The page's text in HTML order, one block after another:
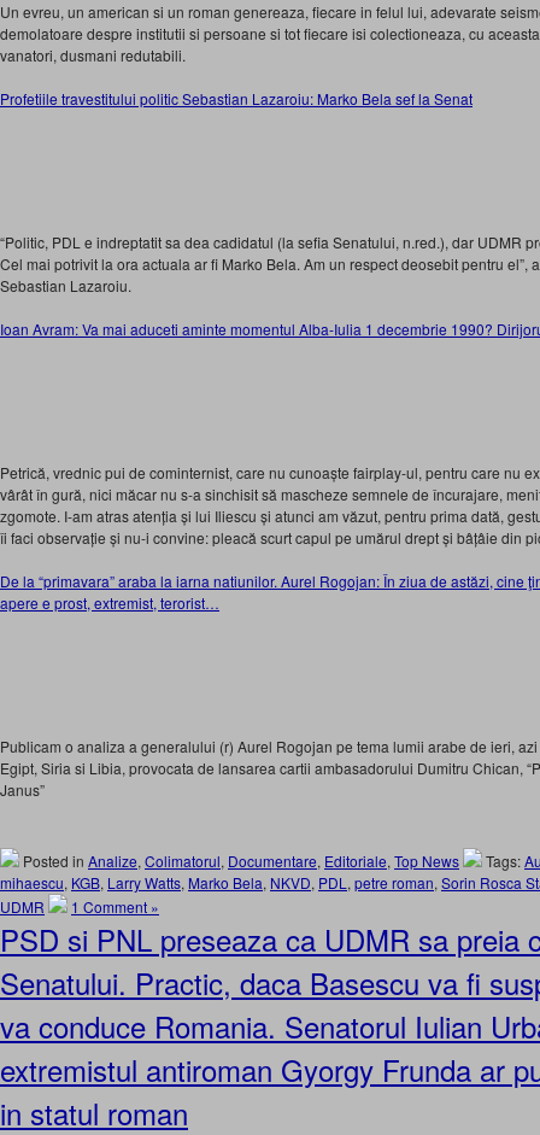
Un evreu, un american si un roman genereaza, fiecare in felul lui, adevarate
demolatoare despre institutii si persoane si tot fiecare isi colectioneaza, cu
vanatori, dusmani redutabili.
Profetiile travestitului politic Sebastian Lazaroiu: Marko Bela sef la Senat
“Politic, PDL e indreptatit sa dea cadidatul (la sefia Senatului, n.red.), dar UDMR
Cel mai potrivit la ora actuala ar fi Marko Bela. Am un respect deosebit pentru el”,
Sebastian Lazaroiu.
Ioan Avram: Va mai aduceti aminte momentul Alba-Iulia 1 decembrie 1990?
Petrică, vrednic pui de cominternist, care nu cunoaște fairplay-ul, pentru care nu
vârât în gură, nici măcar nu s-a sinchisit să mascheze semnele de încurajare,
zgomote. I-am atras atenția și lui Iliescu și atunci am văzut, pentru prima dată,
îi faci observație și nu-i convine: pleacă scurt capul pe umărul drept și bâțâie din
De la “primavara” araba la iarna natiunilor. Aurel Rogojan: În ziua de astăzi, cine
apere e prost, extremist, terorist…
Publicam o analiza a generalului (r) Aurel Rogojan pe tema lumii arabe de ieri,
Egipt, Siria si Libia, provocata de lansarea cartii ambasadorului Dumitru Chican,
Janus”
Posted in Analize, Colimatorul, Documentare, Editoriale, Top News Tags:
mihaescu, KGB, Larry Watts, Marko Bela, NKVD, PDL , petre roman, Sorin Rosca
UDMR
1 Comment »
PSD si PNL preseaza ca UDMR sa preia
Senatului. Practic, daca Basescu va fi
va conduce Romania. Senatorul Iulian
extremistul antiroman Gyorgy Frunda ar
in statul roman